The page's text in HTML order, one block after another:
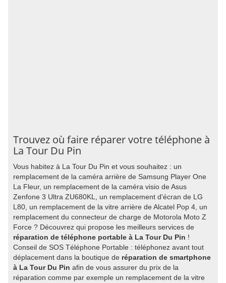
Trouvez où faire réparer votre téléphone à
La Tour Du Pin
Vous habitez à La Tour Du Pin et vous souhaitez : un
remplacement de la caméra arrière de Samsung Player One
La Fleur, un remplacement de la caméra visio de Asus
Zenfone 3 Ultra ZU680KL, un remplacement d'écran de LG
L80, un remplacement de la vitre arrière de Alcatel Pop 4, un
remplacement du connecteur de charge de Motorola Moto Z
Force ? Découvrez qui propose les meilleurs services de
réparation de téléphone portable à La Tour Du Pin !
Conseil de SOS Téléphone Portable : téléphonez avant tout
déplacement dans la boutique de réparation de smartphone
à La Tour Du Pin afin de vous assurer du prix de la
réparation comme par exemple un remplacement de la vitre